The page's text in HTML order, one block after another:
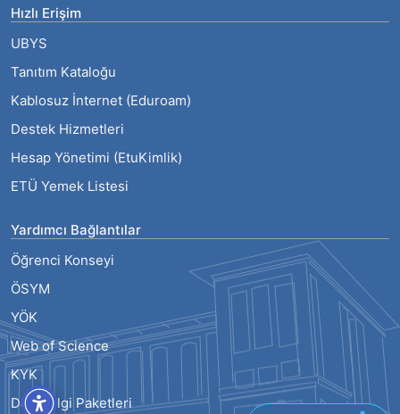
Hızlı Erişim
UBYS
Tanıtım Kataloğu
Kablosuz İnternet (Eduroam)
Destek Hizmetleri
Hesap Yönetimi (EtuKimlik)
ETÜ Yemek Listesi
Yardımcı Bağlantılar
Öğrenci Konseyi
ÖSYM
YÖK
Web of Science
KYK
Ders Bilgi Paketleri